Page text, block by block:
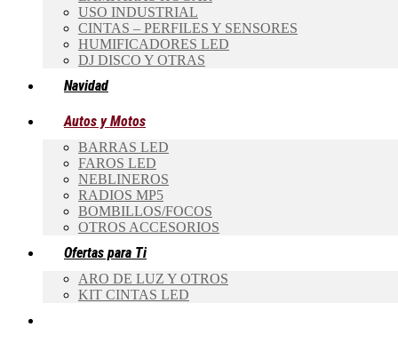
USO INDUSTRIAL
CINTAS – PERFILES Y SENSORES
HUMIFICADORES LED
DJ DISCO Y OTRAS
Navidad
Autos y Motos
BARRAS LED
FAROS LED
NEBLINEROS
RADIOS MP5
BOMBILLOS/FOCOS
OTROS ACCESORIOS
Ofertas para Ti
ARO DE LUZ Y OTROS
KIT CINTAS LED